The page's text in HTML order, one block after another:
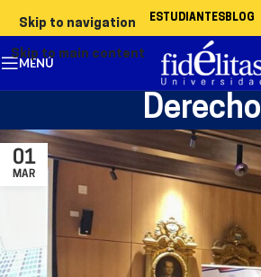
Skip to navigation
Skip to main content
ESTUDIANTESBLOG
MENÚ
Derecho
01
MAR